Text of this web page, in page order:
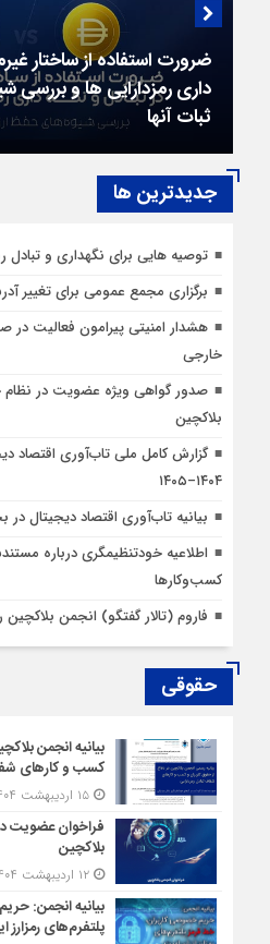
ضرورت استفاده از ساختار
داری رمزدارایی ها و
ثبات آنها
جديدترين ها
توصیه هایی برای نگهداری و تبادل
برگزاری مجمع عمومی برای تغییر
هشدار امنیتی پیرامون فعالیت در
خارجی
صدور گواهی ویژه عضویت در نظام
بلاکچین
گزارش کامل ملی تاب‌آوری اقتصاد
۱۴۰۴–۱۴۰۵
بیانیه تاب‌آوری اقتصاد دیجیتال در بحران
اطلاعیه خودتنظیمگری درباره
کسب‌وکارها
فاروم (تالار گفتگو) انجمن بلاکچین
حقوقی
بیانیه انجمن
کسب و کارهای
۱۵ اردیبهشت ۱۴۰۴ - ۱۲:۱۷
فراخوان عضویت
بلاکچین
۱۲ اردیبهشت ۱۴۰۴ - ۱۲:۰۵
بیانیه انجمن:
پلتفرم‌های رمزارز